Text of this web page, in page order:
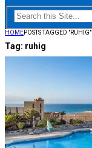
HOMEPOSTS TAGGED "RUHIG"
Tag: ruhig